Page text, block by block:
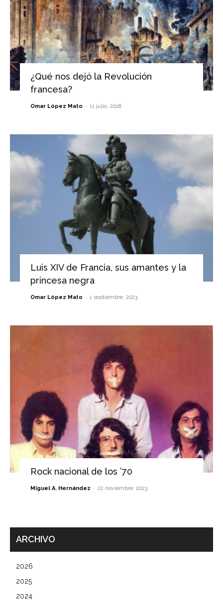
¿Qué nos dejó la Revolución
francesa?
Omar López Mato - 11 julio, 2018
Luis XIV de Francia, sus amantes y la
princesa negra
Omar López Mato - 1 septiembre, 2023
Rock nacional de los ’70
Miguel A. Hernández - 22 noviembre, 2023
ARCHIVO
2026
2025
2024